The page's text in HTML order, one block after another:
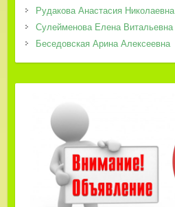
Рудакова Анастасия Николаевна
Сулейменова Елена Витальевна
Беседовская Арина Алексеевна